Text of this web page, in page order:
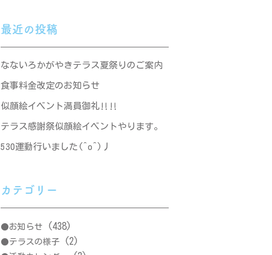
最近の投稿
なないろかがやきテラス夏祭りのご案内
食事料金改定のお知らせ
似顔絵イベント満員御礼‼‼
テラス感謝祭似顔絵イベントやります。
530運動行いました(^o^)丿
カテゴリー
お知らせ (438)
テラスの様子 (2)